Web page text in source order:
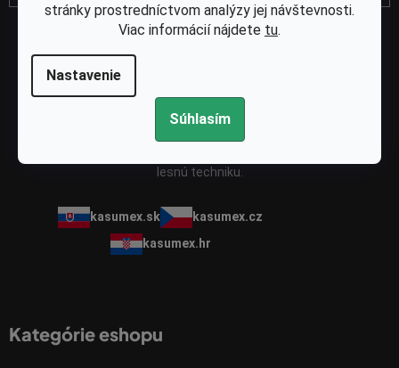
stránky prostredníctvom analýzy jej návštevnosti.
Viac informácií nájdete tu.
Nastavenie
Súhlasím
lesnú techniku.
kasumex.sk
kasumex.cz
kasumex.hr
Kategórie eshopu